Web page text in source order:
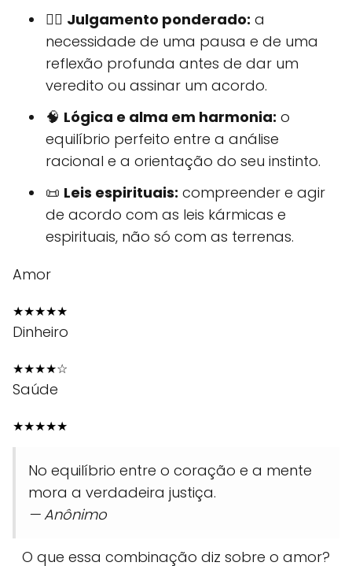
🧘‍♀️ Julgamento ponderado: a
necessidade de uma pausa e de uma
reflexão profunda antes de dar um
veredito ou assinar um acordo.
🧠 Lógica e alma em harmonia: o
equilíbrio perfeito entre a análise
racional e a orientação do seu instinto.
📜 Leis espirituais: compreender e agir
de acordo com as leis kármicas e
espirituais, não só com as terrenas.
Amor
★★★★★
Dinheiro
★★★★☆
Saúde
★★★★★
No equilíbrio entre o coração e a mente
mora a verdadeira justiça.
— Anônimo
O que essa combinação diz sobre o amor?